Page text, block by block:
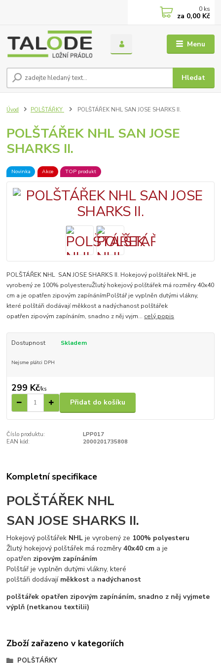
Menu
Hledat
0 ks
za 0,00 Kč
Úvod POLŠTÁŘKY POLŠTÁŘEK NHL SAN JOSE SHARKS II.
POLŠTÁŘEK NHL SAN JOSE
SHARKS II.
Novinka Akce TOP produkt
POLŠTÁŘEK NHL SAN JOSE SHARKS II. Hokejový polštářek NHL je
vyrobený ze 100% polyesteruŽlutý hokejový polštářek má rozměry 40x40
cm a je opatřen zipovým zapínánímPolštář je vyplněn dutými vlákny,
které polštáři dodávají měkkost a nadýchanost polštářek
opatřen zipovým zapínáním, snadno z něj vyjm... celý popis
Dostupnost Skladem
Nejsme plátci DPH
299 Kč/ks
Přidat do košíku
Číslo produktu:
LPP017
EAN kód:
2000201735808
Kompletní specifikace
POLŠTÁŘEK NHL
SAN JOSE SHARKS II.
Hokejový polštářek NHLje vyrobený ze 100% polyesteru
Žlutý hokejový polštářek má rozměry40x40 cm a je
opatřen zipovým zapínáním
Polštář je vyplněn dutými vlákny, které
polštáři dodávají měkkost a nadýchanost
polštářek opatřen zipovým zapínáním, snadno z něj vyjmete
výplň (netkanou textilii)
Zboží zařazeno v kategoriích
POLŠTÁŘKY